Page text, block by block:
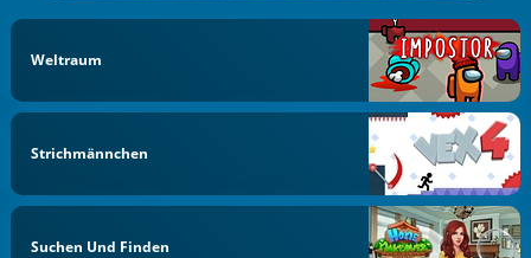
Weltraum
Strichmännchen
Suchen Und Finden